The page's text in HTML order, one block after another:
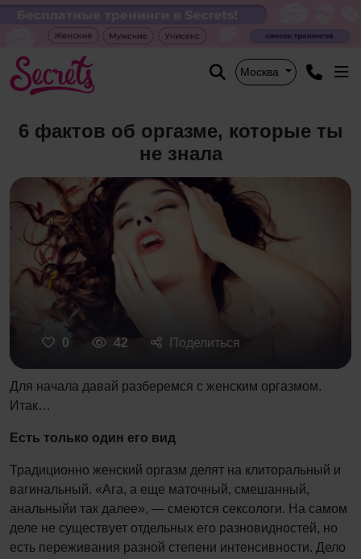
Москва
6 фактов об оргазме, которые ты
не знала
0 42 Поделиться
Для начала давай разберемся с женским оргазмом.
Итак…
Есть только один его вид
Традиционно женский оргазм делят на клиторальный и
вагинальный. «Ага, а еще маточный, смешанный,
анальныйи так далее», — смеются сексологи. На самом
деле не существует отдельных его разновидностей, но
есть переживания разной степени интенсивности. Дело